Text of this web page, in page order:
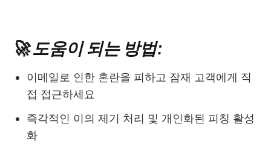
🚀 도움이 되는 방법:
이메일로 인한 혼란을 피하고 잠재 고객에게 직
접 접근하세요
즉각적인 이의 제기 처리 및 개인화된 피칭 활성
화